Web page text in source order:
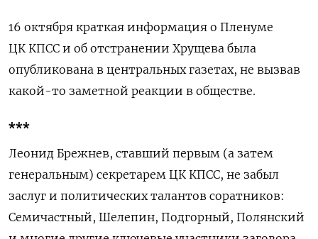
16 октября краткая информация о Пленуме
ЦК КПСС и об отстранении Хрущева была
опубликована в центральных газетах, не вызвав
какой-то заметной реакции в обществе.
***
Леонид Брежнев, ставший первым (а затем
генеральным) секретарем ЦК КПСС, не забыл
заслуг и политических талантов соратников:
Семичастный, Шелепин, Подгорный, Полянский